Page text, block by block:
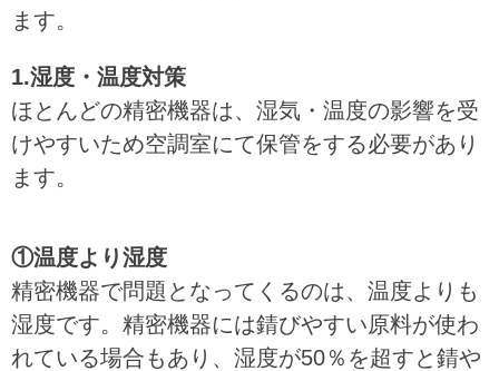
ます。
1.湿度・温度対策
ほとんどの精密機器は、湿気・温度の影響を受
けやすいため空調室にて保管をする必要があり
ます。
①温度より湿度
精密機器で問題となってくるのは、温度よりも
湿度です。精密機器には錆びやすい原料が使わ
れている場合もあり、湿度が50％を超すと錆や